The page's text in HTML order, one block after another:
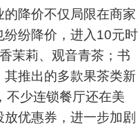
降价不仅局限在商家
纷降价，进入10元时
茉莉、观音青茶；书
推出的多款果茶类新
不少连锁餐厅还在美
优惠券，进一步加剧